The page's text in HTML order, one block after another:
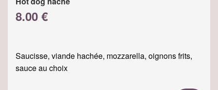
8.00 €
Saucisse, viande hachée, mozzarella, oignons frits,
sauce au choix